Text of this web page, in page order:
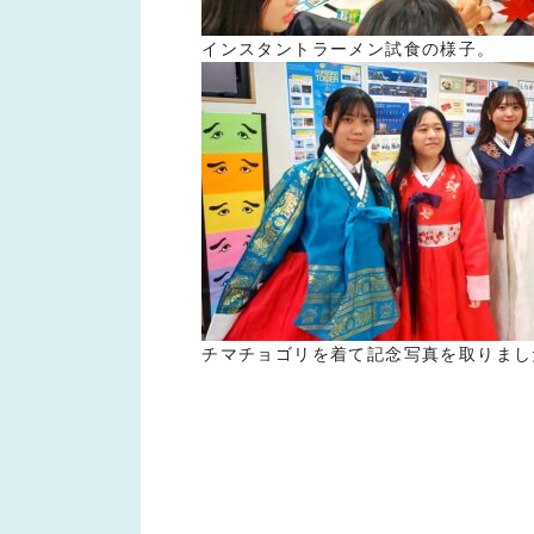
インスタントラーメン試食の様子。
チマチョゴリを着て記念写真を取りま